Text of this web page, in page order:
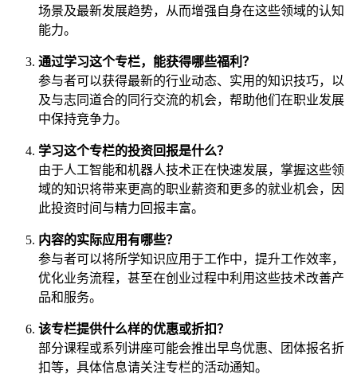
场景及最新发展趋势，从而增强自身在这些领域的认知
能力。
通过学习这个专栏，能获得哪些福利？
参与者可以获得最新的行业动态、实用的知识技巧，以
及与志同道合的同行交流的机会，帮助他们在职业发展
中保持竞争力。
学习这个专栏的投资回报是什么？
由于人工智能和机器人技术正在快速发展，掌握这些领
域的知识将带来更高的职业薪资和更多的就业机会，因
此投资时间与精力回报丰富。
内容的实际应用有哪些？
参与者可以将所学知识应用于工作中，提升工作效率，
优化业务流程，甚至在创业过程中利用这些技术改善产
品和服务。
该专栏提供什么样的优惠或折扣？
部分课程或系列讲座可能会推出早鸟优惠、团体报名折
扣等，具体信息请关注专栏的活动通知。